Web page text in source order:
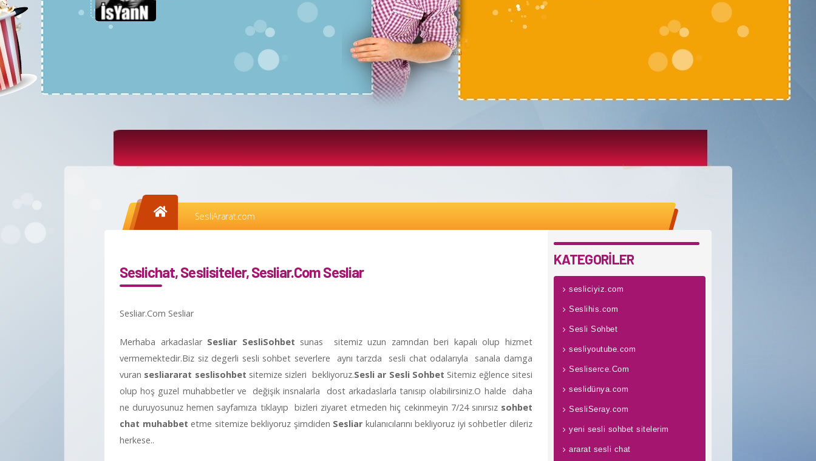
SesliArarat.com
Seslichat, Seslisiteler, Sesliar.Com Sesliar
Sesliar.Com Sesliar
Merhaba arkadaslarSesliar SesliSohbet sunas sitemiz uzun zamndan beri kapalı olup hizmet
vermemektedir.Biz siz degerli sesli sohbet severlere aynı tarzda sesli chat odalarıyla sanala damga
vuran sesliararat seslisohbet sitemize sizleri bekliyoruz.Sesli ar Sesli Sohbet Sitemiz eğlence sitesi
olup hoş guzel muhabbetler ve değişik insnalarla dost arkadaslarla tanısıp olabilirsiniz.O halde daha
ne duruyosunuz hemen sayfamıza tıklayıp bizleri ziyaret etmeden hiç cekinmeyin 7/24 sınırsızsohbet
chat muhabbet etme sitemize bekliyoruz şimdiden Sesliar kulanıcılarını bekliyoruz iyi sohbetler dileriz
herkese..
KATEGORİLER
sesliciyiz.com
Seslihis.com
Sesli Sohbet
sesliyoutube.com
Sesliserce.Com
seslidünya.com
SesliSeray.com
yeni sesli sohbet sitelerim
ararat sesli chat